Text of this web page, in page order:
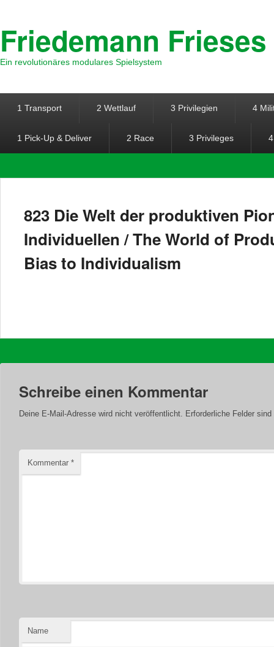
Friedemann Frieses
Ein revolutionäres modulares Spielsystem
1 Transport 2 Wettlauf 3 Privilegien 4
1 Pick-Up & Deliver 2 Race 3 Privileges
823 Die Welt der produktiven
Individuellen / The World of
Bias to Individualism
Schreibe einen Kommentar
Deine E-Mail-Adresse wird nicht veröffentlicht. Erforderliche Felder
Kommentar *
Name